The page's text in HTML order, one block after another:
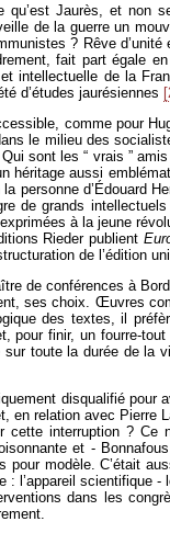
Jaurès, et non
de la guerre un
? Rêve
fait part égale
intellectuelle de la
d’études jaurésiennes
comme pour
le milieu des
sont les “ vrais ”
héritage aussi
personne d’Édouard
de grands
à la jeune
Rieder publient
de l’édition
de conférences à
ses choix. Œuvres
des textes, il
finir, un fourre-
toute la durée de la
disqualifié pour
en relation avec Pierre
interruption ? Ce
et -
modèle. C’était
l’appareil scientifique
dans les